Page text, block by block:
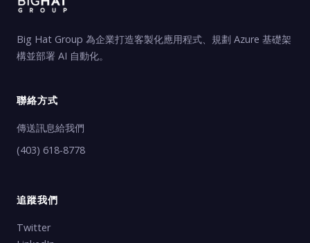
Big Hat Group 為企業打造客製化應用程式、規劃 Azure 基礎架
構並部署 AI 自動化。
聯絡方式
傳送訊息給我們
(403) 618-8778
追蹤我們
Twitter